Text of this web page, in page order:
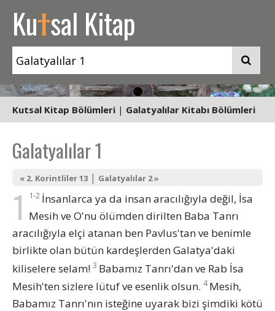
Kutsal Kitap
Kutsal Kitap Bölümleri | Galatyalılar Kitabı Bölümleri
Galatyalılar 1
« 2. Korintliler 13 | Galatyalılar 2 »
1 1-2 İnsanlarca ya da insan aracılığıyla değil, İsa
Mesih ve O'nu ölümden dirilten Baba Tanrı
aracılığıyla elçi atanan ben Pavlus'tan ve benimle
birlikte olan bütün kardeşlerden Galatya'daki
kiliselere selam! 3 Babamız Tanrı'dan ve Rab İsa
Mesih'ten sizlere lütuf ve esenlik olsun. 4 Mesih,
Babamız Tanrı'nın isteğine uyarak bizi şimdiki kötü